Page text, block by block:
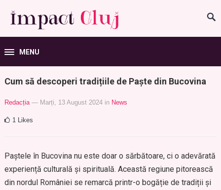
MENU
Cum să descoperi tradițiile de Paște din Bucovina
Redacția — Marți, 13 August 2024 in News
1 Likes
Paștele în Bucovina nu este doar o sărbătoare, ci o adevărată
experiență culturală și spirituală. Această regiune pitorească
din nordul României se remarcă printr-o bogăție de tradiții și